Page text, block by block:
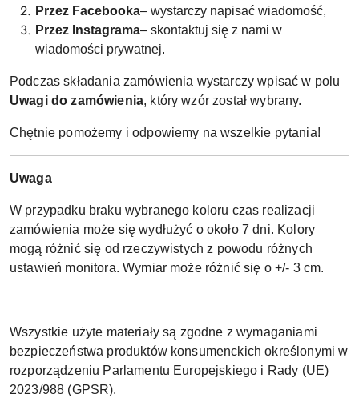
Przez Facebooka– wystarczy napisać wiadomość,
Przez Instagrama– skontaktuj się z nami w
wiadomości prywatnej.
Podczas składania zamówienia wystarczy wpisać w polu
Uwagi do zamówienia, który wzór został wybrany.
Chętnie pomożemy i odpowiemy na wszelkie pytania!
Uwaga
W przypadku braku wybranego koloru czas realizacji
zamówienia może się wydłużyć o około 7 dni. Kolory
mogą różnić się od rzeczywistych z powodu różnych
ustawień monitora. Wymiar może różnić się o +/- 3 cm.
Wszystkie użyte materiały są zgodne z wymaganiami
bezpieczeństwa produktów konsumenckich określonymi w
rozporządzeniu Parlamentu Europejskiego i Rady (UE)
2023/988 (GPSR).